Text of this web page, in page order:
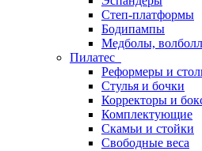
Степ-платформы
Бодипампы
Медболы,
Пилатес
Реформеры и
Стулья и бочки
Корректоры и
Комплектующие
Скамьи и стойки
Свободные веса